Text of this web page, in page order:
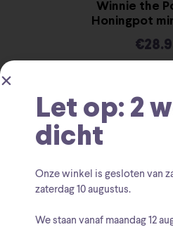
Winnie the
Honingpot
€
Let op: 2
dicht
Onze winkel is gesloten van
zaterdag 10 augustus.
We staan vanaf maandag 12